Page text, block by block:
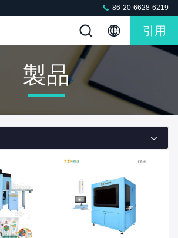
86-20-6628-6219
引用
製品